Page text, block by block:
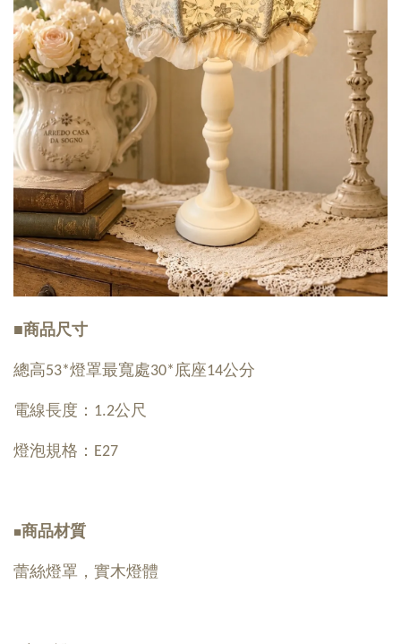
■商品尺寸
總高53*燈罩最寬處30*底座14公分
電線長度：1.2公尺
燈泡規格：E27
■商品材質
蕾絲燈罩 ，實木燈體